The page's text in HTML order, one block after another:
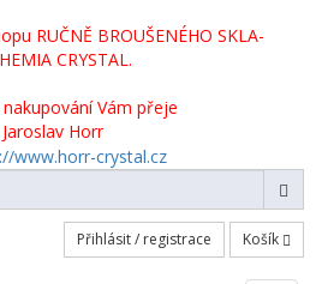
RUČNĚ BROUŠENÉHO SKLA-
CRYSTAL.
Vám přeje
Jaroslav Horr
Přihlásit / registrace Košík